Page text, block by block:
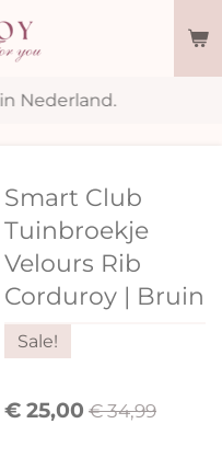
Nederland.
Smart Club
Tuinbroekje
Velours Rib
Corduroy | Bruin
Sale!
€ 25,00 € 34,99